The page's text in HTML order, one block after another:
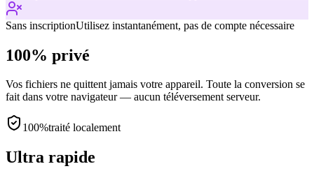
Sans inscriptionUtilisez instantanément, pas de compte nécessaire
100% privé
Vos fichiers ne quittent jamais votre appareil. Toute la conversion se
fait dans votre navigateur — aucun téléversement serveur.
100%traité localement
Ultra rapide